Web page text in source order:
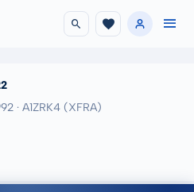
· A1ZRK4 (XFRA)